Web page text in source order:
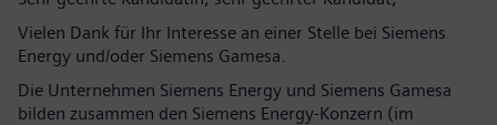
Vielen Dank für Ihr Interesse an einer Stelle bei Siemens
Energy und/oder Siemens Gamesa.
Die Unternehmen Siemens Energy und Siemens Gamesa
bilden zusammen den Siemens Energy-Konzern (im